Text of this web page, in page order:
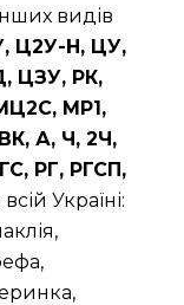
видів
Ц2У-Н, ЦУ,
ЦЗУ, РК,
МР1,
А, Ч, 2Ч,
РГ, РГСП,
Україні: